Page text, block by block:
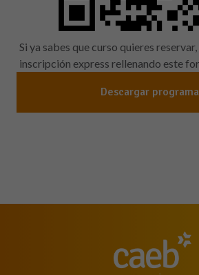
Si ya sabes que curso quieres
inscripción express rellenando este
Descargar programa